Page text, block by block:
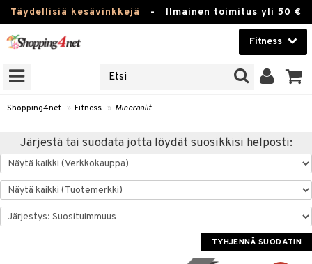
Täydellisiä kesävinkkejä - Ilmainen toimitus yli 50 €
Fitness
Kauneudenhoito
Piilolinssit
Apteekki
Fitness
Koti & Sisustus
Shopping4net » Fitness » Mineraalit
Järjestä tai suodata jotta löydät suosikkisi helposti:
TYHJENNÄ SUODATIN
Tabletit